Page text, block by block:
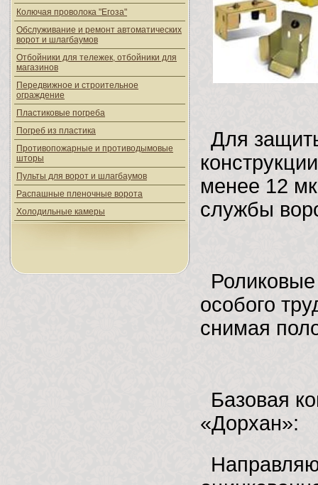
Колючая проволока "Егоза"
Обслуживание и ремонт автоматических
ворот и шлагбаумов
Отбойники для тележек, отбойники для
магазинов
Передвижное и строительное
ограждение
Пластиковые погреба
Погреб из пластика
Противопожарные и противодымовые
шторы
Пульты для ворот и шлагбаумов
Распашные пленочные ворота
Холодильные камеры
Для
менее 12
службы
особого
снимая
Базовая
«Дорхан»: